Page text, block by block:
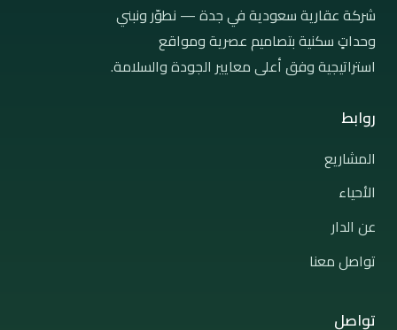
شركة عقارية سعودية في جدة — نطوّر ونبني
وحداتٍ سكنية بتصاميم عصرية ومواقع
استراتيجية وفق أعلى معايير الجودة والسلامة.
روابط
المشاريع
الأحياء
عن الدار
تواصل معنا
تواصل